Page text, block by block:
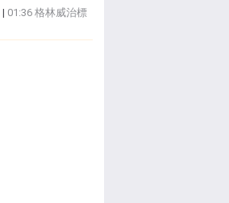
| 01:36 格林威治標